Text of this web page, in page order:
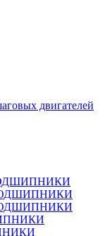
двигателей